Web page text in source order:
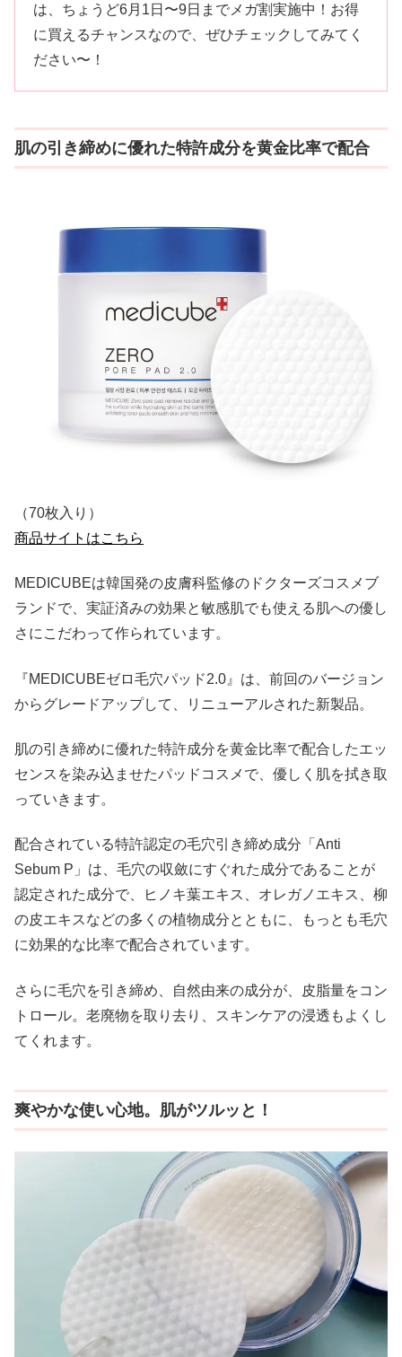
は、ちょうど6月1日〜9日までメガ割実施中！お得
に買えるチャンスなので、ぜひチェックしてみてく
ださい〜！
肌の引き締めに優れた特許成分を黄金比率で配合
（70枚入り）
商品サイトはこちら
MEDICUBEは韓国発の皮膚科監修のドクターズコスメブ
ランドで、実証済みの効果と敏感肌でも使える肌への優し
さにこだわって作られています。
『MEDICUBEゼロ毛穴パッド2.0』は、前回のバージョン
からグレードアップして、リニューアルされた新製品。
肌の引き締めに優れた特許成分を黄金比率で配合したエッ
センスを染み込ませたパッドコスメで、優しく肌を拭き取
っていきます。
配合されている特許認定の毛穴引き締め成分「Anti
Sebum P」は、毛穴の収斂にすぐれた成分であることが
認定された成分で、ヒノキ葉エキス、オレガノエキス、柳
の皮エキスなどの多くの植物成分とともに、もっとも毛穴
に効果的な比率で配合されています。
さらに毛穴を引き締め、自然由来の成分が、皮脂量をコン
トロール。老廃物を取り去り、スキンケアの浸透もよくし
てくれます。
爽やかな使い心地。肌がツルッと！